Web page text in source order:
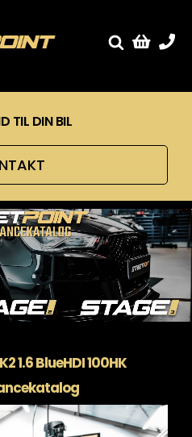
TIL DIN BIL
1.6 BlueHDI 100HK